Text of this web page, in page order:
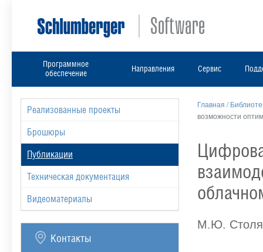
Программное
обеспечение
Направления Сервис
Реализованные проекты
Брошюры
Публикации
Техническая документация
Видеоматериалы
Контакты
Главная /
возможности
М.Ю.